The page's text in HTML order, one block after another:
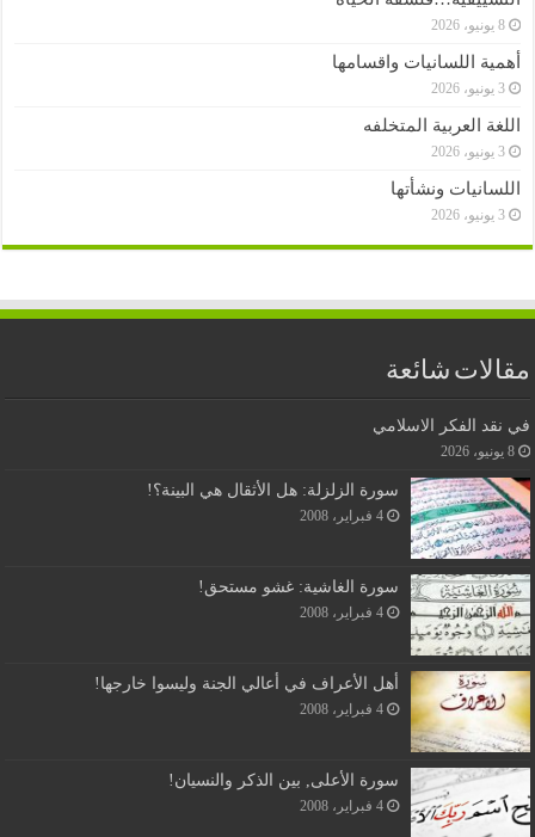
8 يونيو، 2026
أهمية اللسانيات واقسامها
3 يونيو، 2026
اللغة العربية المتخلفه
3 يونيو، 2026
اللسانيات ونشأتها
3 يونيو، 2026
مقالات شائعة
في نقد الفكر الاسلامي
8 يونيو، 2026
سورة الزلزلة: هل الأثقال هي البينة؟!
4 فبراير، 2008
سورة الغاشية: غشو مستحق!
4 فبراير، 2008
أهل الأعراف في أعالي الجنة وليسوا خارجها!
4 فبراير، 2008
سورة الأعلى, بين الذكر والنسيان!
4 فبراير، 2008